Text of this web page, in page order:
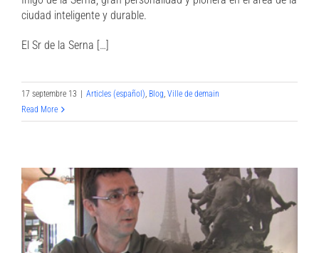
ciudad inteligente y durable.
El Sr de la Serna […]
17 septembre 13 Articles (español), Blog, Ville de demain
Read More